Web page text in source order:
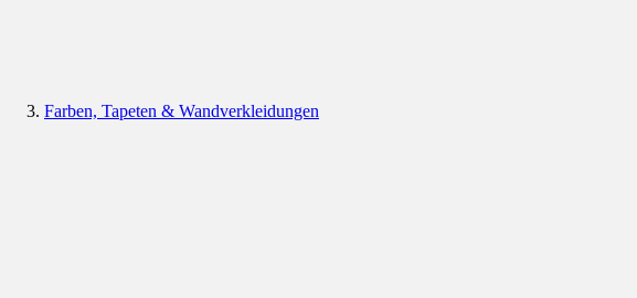
Farben, Tapeten & Wandverkleidungen